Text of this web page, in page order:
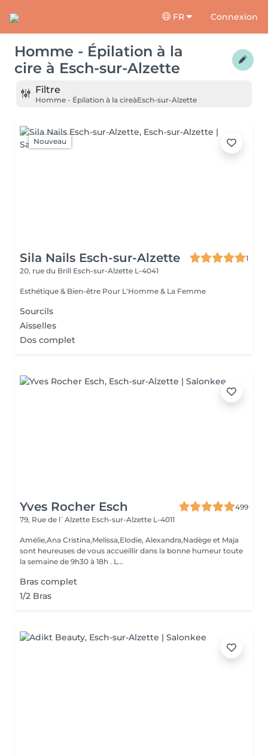
FR Connexion
Homme - Épilation à la
cire à Esch-sur-Alzette
Filtre
Homme - Épilation à la cireàEsch-sur-Alzette
Nouveau
Sila Nails Esch-sur-Alzette
1
20, rue du Brill Esch-sur-Alzette L-4041
Esthétique & Bien-être Pour L'Homme & La Femme
Sourcils
Aisselles
Dos complet
Yves Rocher Esch
499
79, Rue de l`Alzette Esch-sur-Alzette L-4011
Amélie,Ana Cristina,Melissa,Elodie, Alexandra,Nadège et Maja
sont heureuses de vous accueillir dans la bonne humeur toute
la semaine de 9h30 à 18h . L...
Bras complet
1/2 Bras